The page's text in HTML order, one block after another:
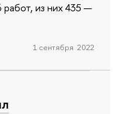
из них 435 —
1 сентября 2022